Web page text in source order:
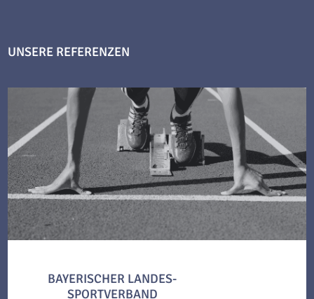
UNSERE REFERENZEN
BAYERISCHER LANDES-
SPORTVERBAND